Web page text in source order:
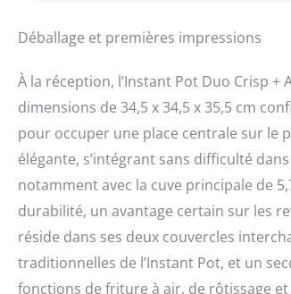
Déballage et premières impressions
À la réception, l’Instant Pot Duo Crisp
dimensions de 34,5 x 34,5 x 35,5 cm
pour occuper une place centrale sur le
élégante, s’intégrant sans difficulté
notamment avec la cuve principale de
durabilité, un avantage certain sur les
réside dans ses deux couvercles
traditionnelles de l’Instant Pot, et un
fonctions de friture à air, de rôtissage